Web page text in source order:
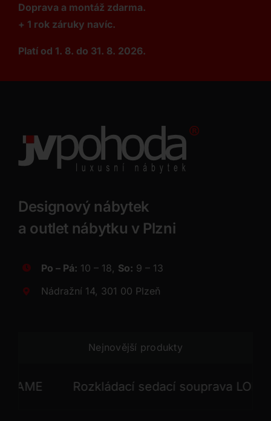
Doprava a montáž zdarma.
+ 1 rok záruky navíc.
Platí od 1. 8. do 31. 8. 2026.
Designový nábytek
a outlet nábytku v Plzni
Po – Pá: 10 – 18, So: 9 – 13
Nádražní 14, 301 00 Plzeň
Nejnovější produkty
Rozkládací sedací souprava LORD